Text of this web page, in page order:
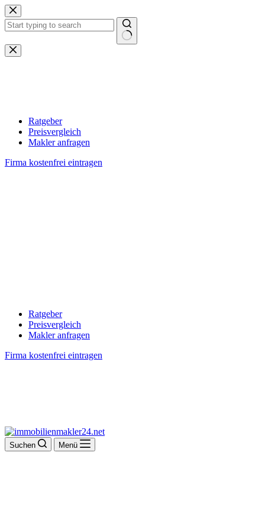
Zum
Inhalt
springen
Keine
Ergebnisse
Ratgeber
Preisvergleich
Makler anfragen
Firma kostenfrei eintragen
Ratgeber
Preisvergleich
Makler anfragen
Firma kostenfrei eintragen
Suchen Menü